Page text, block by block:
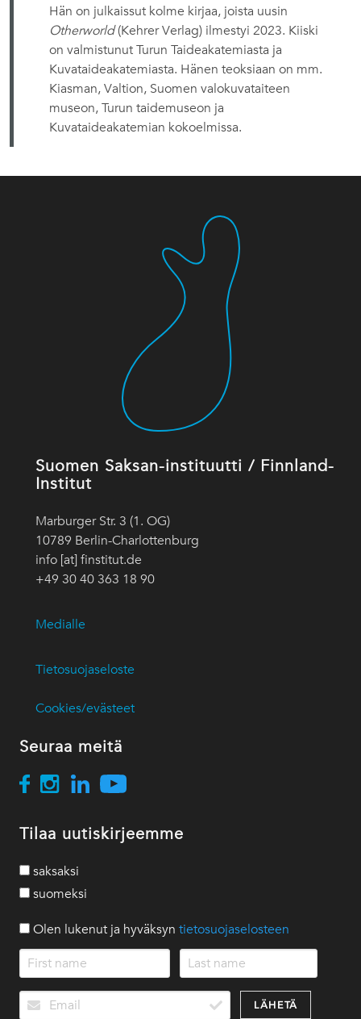
Hän on julkaissut kolme kirjaa, joista uusin
Otherworld(Kehrer Verlag) ilmestyi 2023. Kiiski
on valmistunut Turun Taideakatemiasta ja
Kuvataideakatemiasta. Hänen teoksiaan on mm.
Kiasman, Valtion, Suomen valokuvataiteen
museon, Turun taidemuseon ja
Kuvataideakatemian kokoelmissa.
Suomen Saksan-instituutti / Finnland-
Institut
Marburger Str. 3 (1. OG)
10789 Berlin-Charlottenburg
info [at] finstitut.de
+49 30 40 363 18 90
Medialle
Tietosuojaseloste
Cookies/evästeet
Seuraa meitä
Tilaa uutiskirjeemme
saksaksi
suomeksi
Olen lukenut ja hyväksyn tietosuojaselosteen
LÄHETÄ